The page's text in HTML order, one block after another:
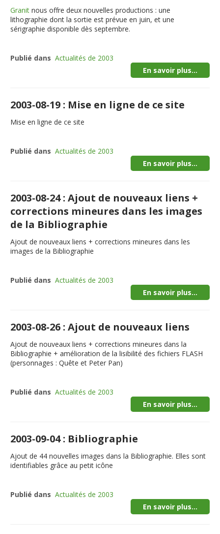
Granit nous offre deux nouvelles productions : une
lithographie dont la sortie est prévue en juin, et une
sérigraphie disponible dès septembre.
Publié dans Actualités de 2003
En savoir plus...
2003-08-19 : Mise en ligne de ce site
Mise en ligne de ce site
Publié dans Actualités de 2003
En savoir plus...
2003-08-24 : Ajout de nouveaux liens +
corrections mineures dans les images
de la Bibliographie
Ajout de nouveaux liens + corrections mineures dans les
images de la Bibliographie
Publié dans Actualités de 2003
En savoir plus...
2003-08-26 : Ajout de nouveaux liens
Ajout de nouveaux liens + corrections mineures dans la
Bibliographie + amélioration de la lisibilité des fichiers FLASH
(personnages : Quête et Peter Pan)
Publié dans Actualités de 2003
En savoir plus...
2003-09-04 : Bibliographie
Ajout de 44 nouvelles images dans la Bibliographie. Elles sont
identifiables grâce au petit icône
Publié dans Actualités de 2003
En savoir plus...